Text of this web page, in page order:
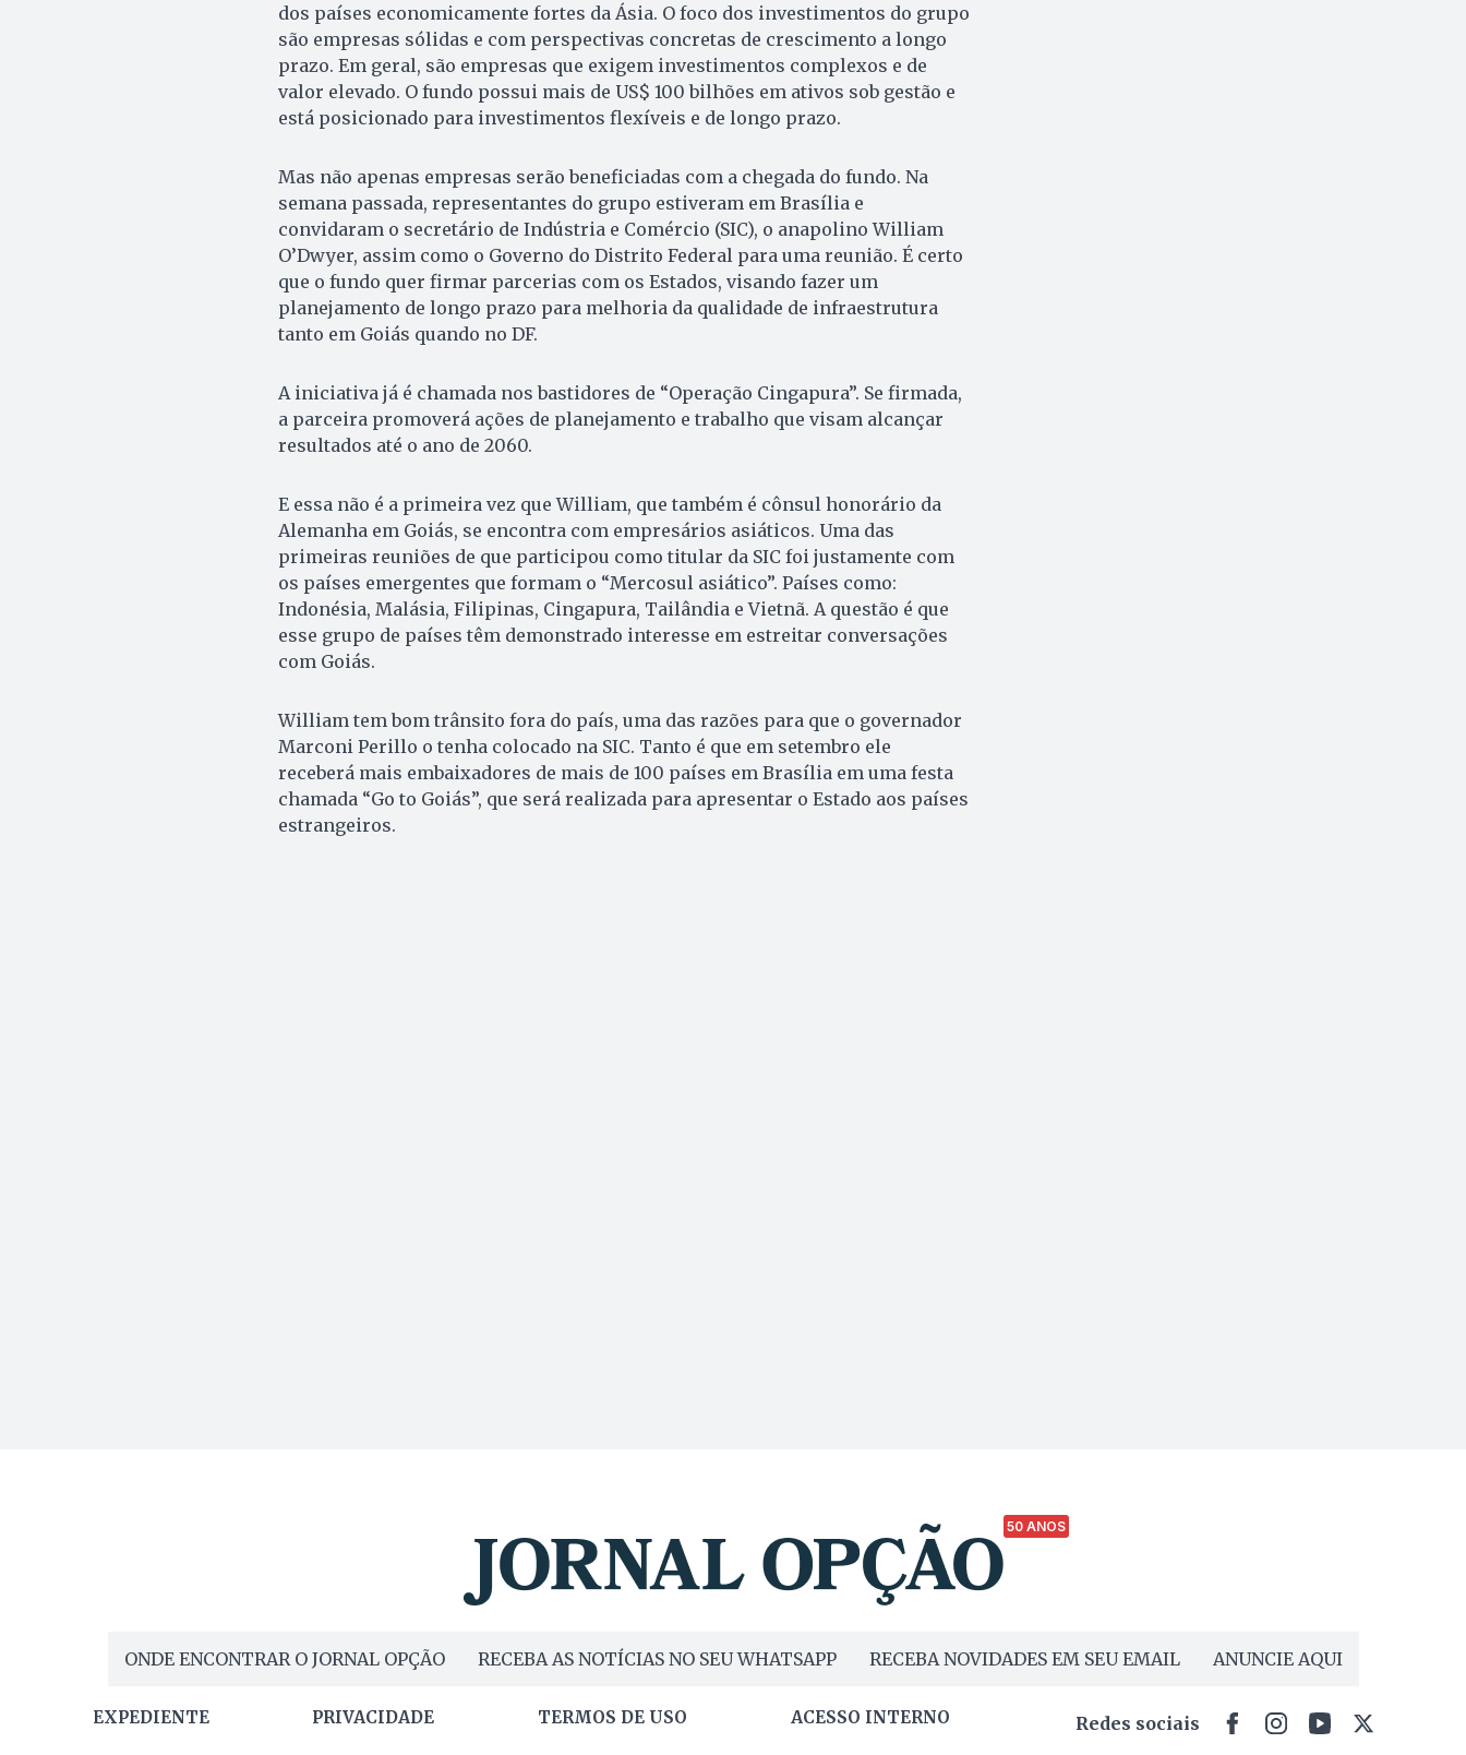
dos países economicamente fortes da Ásia. O foco dos investimentos do grupo
são empresas sólidas e com perspectivas concretas de crescimento a longo
prazo. Em geral, são empresas que exigem investimentos complexos e de
valor elevado. O fundo possui mais de US$ 100 bilhões em ativos sob gestão e
está posicionado para investimentos flexíveis e de longo prazo.
Mas não apenas empresas serão beneficiadas com a chegada do fundo. Na
semana passada, representantes do grupo estiveram em Brasília e
convidaram o secretário de Indústria e Comércio (SIC), o anapolino William
O’Dwyer, assim como o Governo do Distrito Fe­deral para uma reunião. É certo
que o fundo quer firmar parcerias com os Estados, visando fazer um
planejamento de longo prazo para melhoria da qualidade de infraestrutura
tanto em Goiás quando no DF.
A iniciativa já é chamada nos bastidores de “Operação Cinga­pura”. Se firmada,
a parceira promoverá ações de planejamento e trabalho que visam alcançar
resultados até o ano de 2060.
E essa não é a primeira vez que William, que também é cônsul honorário da
Alemanha em Goiás, se encontra com empresários asiáticos. Uma das
primeiras reuniões de que participou como titular da SIC foi justamente com
os países emergentes que formam o “Mer­cosul asiático”. Países como:
Indonésia, Malá­s­ia, Fi­lipinas, Cingapura, Tailândia e Vietnã. A questão é que
esse grupo de países têm demonstrado interesse em estreitar conversações
com Goiás.
William tem bom trânsito fora do país, uma das razões para que o go­vernador
Marconi Perillo o tenha co­locado na SIC. Tanto é que em se­tembro ele
receberá mais embaixadores de mais de 100 países em Bra­sília em uma festa
chamada “Go to Goiás”, que será realizada para apresentar o Estado aos países
estrangeiros.
50 ANOS
ONDE ENCONTRAR O JORNAL OPÇÃO RECEBA AS NOTÍCIAS NO SEU WHATSAPP RECEBA NOVIDADES EM SEU EMAIL ANUNCIE AQUI
EXPEDIENTE PRIVACIDADE TERMOS DE USO ACESSO INTERNO Redes sociais